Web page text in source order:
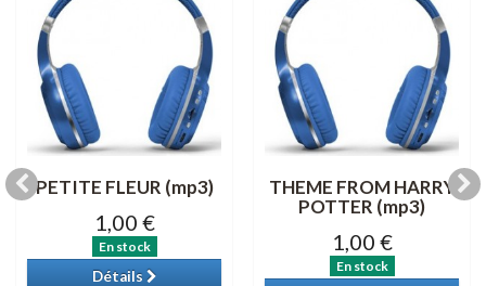
PETITE FLEUR (mp3)
1,00 €
En stock
Détails
THEME FROM HARRY
POTTER (mp3)
1,00 €
En stock